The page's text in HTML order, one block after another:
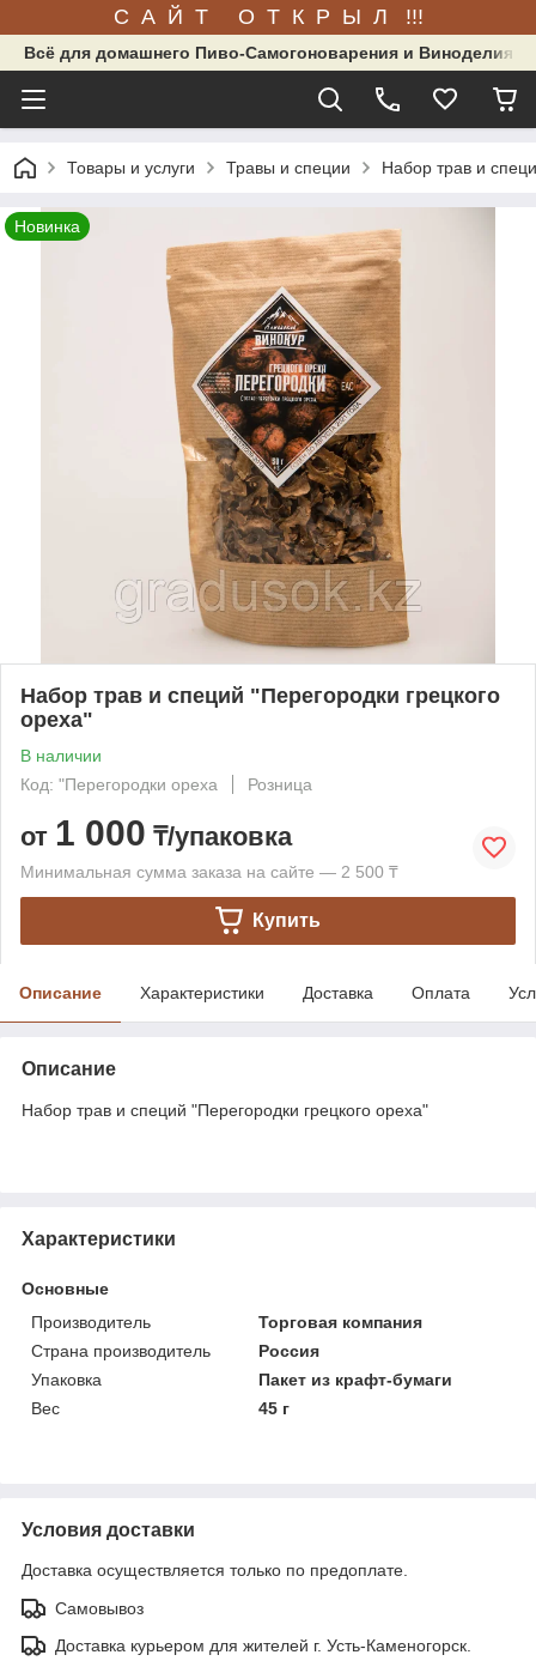
С А Й Т О Т К Р Ы Л !!!
Всё для домашнего Пиво-Самогоноварения и Виноделия.
Товары и услуги Травы и специи Набор трав и
Новинка
Набор трав и специй "Перегородки грецкого
ореха"
В наличии
Код: "Перегородки ореха
Розница
от 1 000 ₸/упаковка
Минимальная сумма заказа на сайте — 2 500 ₸
Купить
Описание Характеристики Доставка Оплата
Описание
Набор трав и специй "Перегородки грецкого ореха"
Характеристики
Основные
Производитель
Торговая компания
Страна производитель
Россия
Упаковка
Пакет из крафт-бумаги
Вес
45 г
Условия доставки
Доставка осуществляется только по предоплате.
Самовывоз
Доставка курьером для жителей г. Усть-Каменогорск.